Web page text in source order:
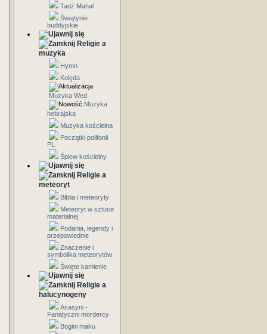
Tadż Mahal
Świątynie
buddyjskie
Religie a
muzyka
Hymn
Kolęda
Muzyka Wed
Muzyka
hebrajska
Muzyka kościelna
Początki polifonii
PL
Śpiew kościelny
Religie a
meteoryt
Biblia i meteoryty
Meteoryt w sztuce
materialnej
Podania, legendy i
przepowiednie
Znaczenie i
symbolika meteorytów
Święte kamienie
Religie a
halucynogeny
Asasyni -
Fanatyczni mordercy
Bogini maku